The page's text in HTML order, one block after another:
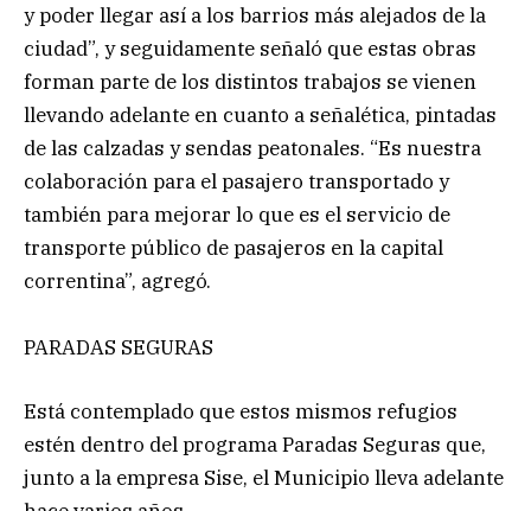
y poder llegar así a los barrios más alejados de la
ciudad”, y seguidamente señaló que estas obras
forman parte de los distintos trabajos se vienen
llevando adelante en cuanto a señalética, pintadas
de las calzadas y sendas peatonales. “Es nuestra
colaboración para el pasajero transportado y
también para mejorar lo que es el servicio de
transporte público de pasajeros en la capital
correntina”, agregó.
PARADAS SEGURAS
Está contemplado que estos mismos refugios
estén dentro del programa Paradas Seguras que,
junto a la empresa Sise, el Municipio lleva adelante